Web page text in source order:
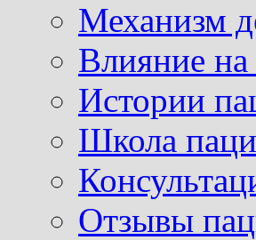
Механизм
Влияние на
Истории
Школа
Отзывы